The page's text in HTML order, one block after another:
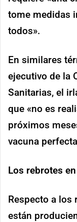
tome medidas
todos».
En similares
ejecutivo de la
Sanitarias, el
que «no es
próximos
vacuna
Los rebrotes
Respecto a los
están